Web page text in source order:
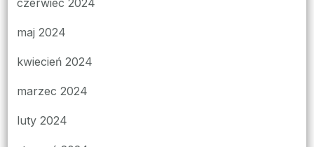
czerwiec 2024
maj 2024
kwiecień 2024
marzec 2024
luty 2024